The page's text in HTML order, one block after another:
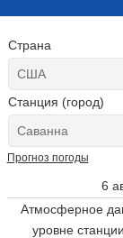
Страна
Станция (город)
Прогноз погоды
6
Атмосферное
уровне